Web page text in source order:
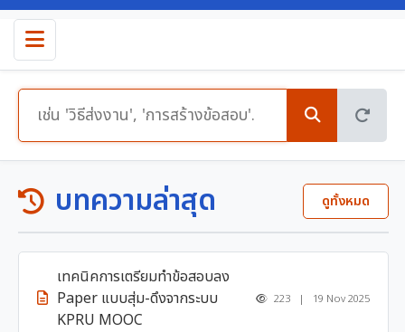
บทความล่าสุด ดูทั้งหมด
เทคนิคการเตรียมทำข้อสอบลง
Paper แบบสุ่ม-ดึงจากระบบ
KPRU MOOC
223 | 19 Nov 2025